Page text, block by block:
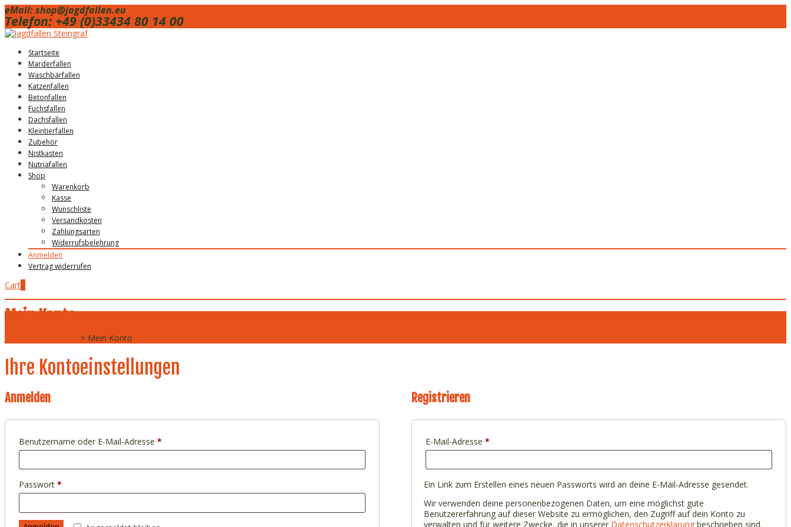
eMail: shop@jagdfallen.eu
Telefon: +49 (0)33434 80 14 00
Skip
content
Startseite
Marderfallen
Waschbärfallen
Katzenfallen
Betonfallen
Fuchsfallen
Dachsfallen
Kleintierfallen
Zubehör
Nistkasten
Nutriafallen
Shop
Warenkorb
Kasse
Wunschliste
Versandkosten
Zahlungsarten
Widerrufsbelehrung
Anmelden
Vertrag widerrufen
Cart
Mein Konto
> Mein Konto
Ihre Kontoeinstellungen
Anmelden
Benutzername oder E-Mail-Adresse *
Passwort *
Registrieren
E-Mail-Adresse *Erforderlich
Ein Link zum Erstellen eines neuen Passworts wird an deine E-Mail-Adresse gesendet.
Wir verwenden deine personenbezogenen Daten, um eine möglichst gute
Benutzererfahrung auf dieser Website zu ermöglichen, den Zugriff auf dein Konto zu
verwalten und für weitere Zwecke, die in unserer Datenschutzerklärungbeschrieben sind.